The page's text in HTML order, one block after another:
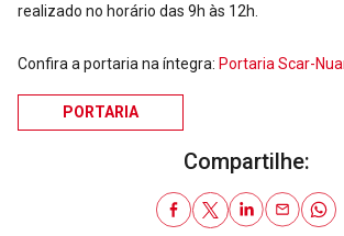
realizado no horário das 9h às 12h.
Confira a portaria na íntegra: Portaria Scar-
PORTARIA
Compartilhe: